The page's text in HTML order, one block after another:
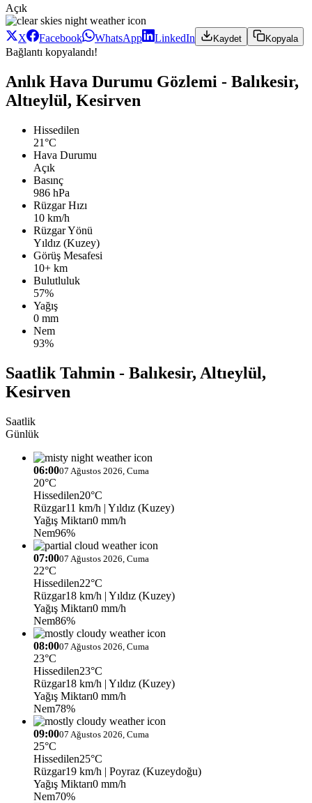
Açık
X Facebook WhatsApp LinkedIn Kaydet Kopyala
Bağlantı kopyalandı!
Anlık Hava Durumu Gözlemi - Balıkesir,
Altıeylül, Kesirven
Hissedilen
21°C
Hava Durumu
Açık
Basınç
986 hPa
Rüzgar Hızı
10 km/h
Rüzgar Yönü
Yıldız (Kuzey)
Görüş Mesafesi
10+ km
Bulutluluk
57%
Yağış
0 mm
Nem
93%
Saatlik Tahmin - Balıkesir, Altıeylül,
Kesirven
Saatlik
Günlük
06:0007 Ağustos 2026, Cuma
20°C
Hissedilen20°C
Rüzgar11 km/h | Yıldız (Kuzey)
Yağış Miktarı0 mm/h
Nem96%
07:0007 Ağustos 2026, Cuma
22°C
Hissedilen22°C
Rüzgar18 km/h | Yıldız (Kuzey)
Yağış Miktarı0 mm/h
Nem86%
08:0007 Ağustos 2026, Cuma
23°C
Hissedilen23°C
Rüzgar18 km/h | Yıldız (Kuzey)
Yağış Miktarı0 mm/h
Nem78%
09:0007 Ağustos 2026, Cuma
25°C
Hissedilen25°C
Rüzgar19 km/h | Poyraz (Kuzeydoğu)
Yağış Miktarı0 mm/h
Nem70%